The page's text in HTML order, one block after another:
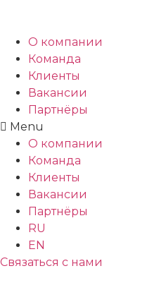
О компании
Команда
Клиенты
Вакансии
Партнёры
Menu
О компании
Команда
Клиенты
Вакансии
Партнёры
RU
EN
Связаться с нами